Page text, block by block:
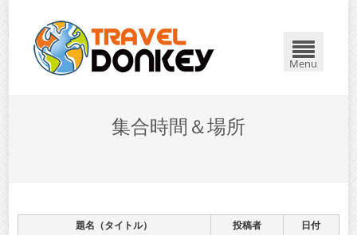
Menu
集合時間＆場所
題名（タイトル） 投稿者 日付